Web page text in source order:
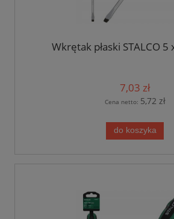
Wkrętak płaski STALCO
7,03 zł
Cena netto: 5,72 zł
do koszyka